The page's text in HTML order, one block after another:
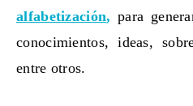
alfabetización, para
conocimientos, ideas,
entre otros.